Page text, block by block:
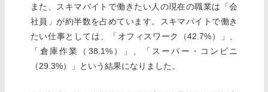
また、スキマバイトで働きたい人の現在の職業は「会
社員」が約半数を占めています。スキマバイトで働き
たい仕事としては、「オフィスワーク（42.7%）」、
「倉庫作業（38.1%）」、「スーパー・コンビニ
（29.3%）」という結果になりました。